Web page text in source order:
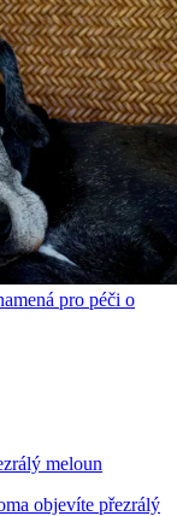
pro péči o
meloun
objevíte přezrálý